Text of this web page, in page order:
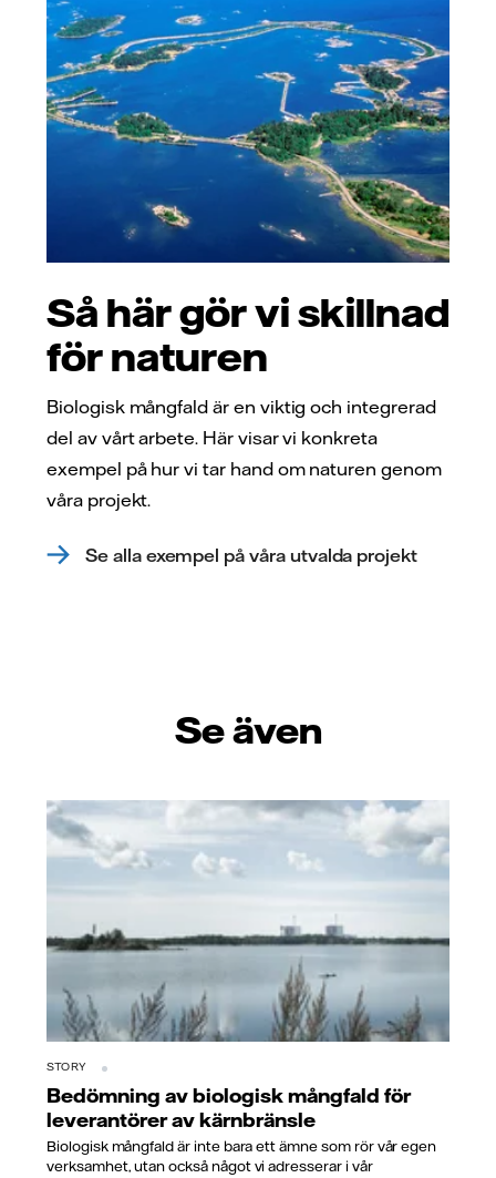
Så här gör vi skillnad
för naturen
Biologisk mångfald är en viktig och integrerad
del av vårt arbete. Här visar vi konkreta
exempel på hur vi tar hand om naturen genom
våra projekt.
Se alla exempel på våra utvalda projekt
Se även
STORY
Bedömning av biologisk mångfald för
leverantörer av kärnbränsle
Biologisk mångfald är inte bara ett ämne som rör vår egen
verksamhet, utan också något vi adresserar i vår